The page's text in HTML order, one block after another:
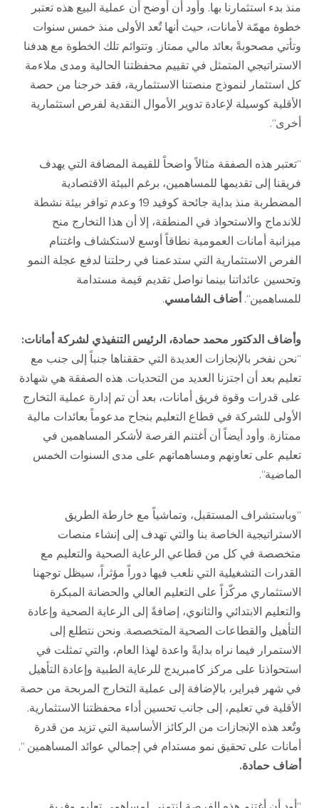
منذ بدء استثمارنا بها. وأود أن أوضح أن عملية البيع هذه تعتبر
خطوة مهمّة لأمانات، حيث أنها تٌعد الأولى منذ خمس سنوات
وتأتي مصحوبةً بعائد مالي ممتاز . وتتوائم تلك الخطوة مع هدفنا
الاستراتيجي المتمثل في تقييم محفظتنا الحالية ومدى ملاءمة
كل استثمار لنموذج منصتنا الاستثمارية، فقد خرجنا من حصة
الأقلية كوسيلة لإعادة تدوير الأموال النقدية لفرص استثمارية
أخرى“.
“تعتبر هذه الصفقة مثالاً واضحاً للقيمة المضافة التي يهدف
فريقنا إلى تقديمها للمساهمين، برغم البيئة الاقتصادية
المضطربة منذ بداية جائحة كوفيد 19 وعدم توافر بيئة نشطة
للاندماج والاستحواذ في المنطقة، إلا أن هذا التخارج منح
ميزانية أمانات العمومية نطاقاً أوسع لاستكشاف واغتنام
الفرص الاستثمارية التي ستدعمنا في رحلتنا لدفع عجلة النمو
وتحسين عائداتنا بينما نواصل تقديم قيمة مستدامة
للمساهمين“. أضاف الشامسي.
وأضاف الدكتور محمد حمادة، الرئيس التنفيذي لشركة أمانات:
“نحن نفخر بالإنجازات العديدة التي حققناها جنباً إلى جنب مع
تعليم بعد أن اجتزنا العديد من التحديات. هذه الصفقة هي شهادة
على قدرات وقوة فريق أمانات، بعد أن تم إدارة عملية التخارج
الأولى للشركة في قطاع التعليم بنجاح مدعوماً بعائدات مالية
ممتازة. وأود أيضاً أن أغتنم الفرصة لأشكر المساهمين في
تعليم على تعاونهم ومساهماتهم على مدى السنوات الخمس
الماضية“.
“وباستشراف المستقبل، وتماشياً مع خارطة الطريق
الاستراتيجية الخاصة بنا والتي تهدف إلى إنشاء منصات
متخصصة في كل من قطاعي الرعاية الصحية والتعليم مع
القدرات التشغيلية التي نلعب فيها دوراً مؤثراً، سيظل توجهنا
الاستثماري مركّزاً على التعليم العالي والحضانة المبكرة
والتعليم الابتدائي والثانوي، إضافةً إلى الرعاية الصحية وإعادة
التأهيل والقطاعات الصحية المتخصصة. ونحن نتطلع إلى
الاستمرار فيما نراه بدايةً واعدة لهذا العام، والتي تمثلت في
استحواذنا على مركز كامبريدج للرعاية الطبية وإعادة التأهيل
في شهر فبراير، بالإضافة إلى عملية التخارج المربحة من حصة
الأقلية في تعليم، إلى جانب تحسين أداء محفظتنا الاستثمارية.
وتٌعد هذه الإنجازات من الركائز الأساسية التي تزيد من قدرة
أمانات على تحقيق نمو مستدام في إجمالي عوائد المساهمين “.
أضاف حمادة.